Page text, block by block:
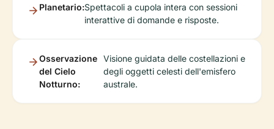
Planetario:Spettacoli a cupola intera con sessioni
interattive di domande e risposte.
Osservazione
del Cielo
Notturno:
Visione guidata delle costellazioni e
degli oggetti celesti dell'emisfero
australe.